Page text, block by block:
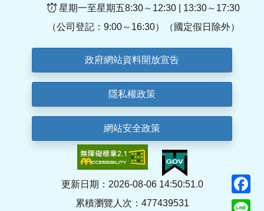
星期一至星期五8:30～12:30 | 13:30～17:30
（公司登記：9:00～16:30）（國定假日除外）
政府網站資料開放宣告
隱私權政策
網站安全政策
更新日期：2026-08-06 14:50:51.0
累積瀏覽人次：477439531